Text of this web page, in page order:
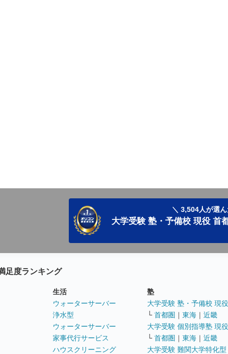
＼ 3,504人が選
大学受験 塾・予備校 現役 首
足度ランキング
生活
ウォーターサーバー
浄水型
ウォーターサーバー
家事代行サービス
ハウスクリーニング
塾
大学受験 塾・予備校 現役
└ 首都圏 ｜ 東海 ｜ 近畿
大学受験 個別指導塾 現役
└ 首都圏 ｜ 東海 ｜ 近畿
大学受験 難関大学特化